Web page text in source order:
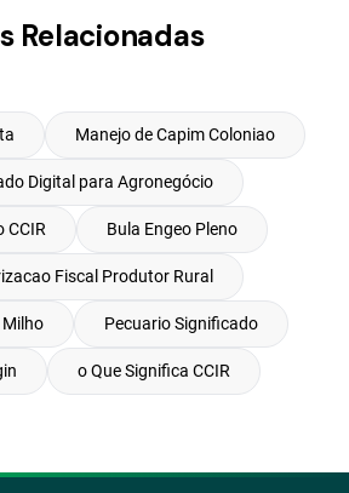
Relacionadas
Manejo de Capim Coloniao
Digital para Agronegócio
CCIR Bula Engeo Pleno
Fiscal Produtor Rural
Pecuario Significado
o Que Significa CCIR